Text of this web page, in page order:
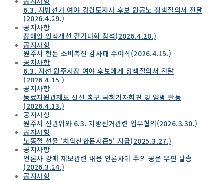
6.3. 지방선거 여야 강원도지사 후보 원공노 정책질의서 전달
(2026.4.29.)
공지사항
장애인 인식개선 걷기대회 참석(2026.4.20.)
공지사항
원주시 한돈 소비촉진 감사패 수여식(2026.4.15.)
공지사항
6.3. 지선 원주시장 여야 후보에게 정책질의서 전달
(2026.4.15.)
공지사항
동료지원관제도 신설 촉구 국회기자회견 및 입법 활동
(2026.4.13.)
공지사항
원주시 선관위와 6.3. 지방선거관련 업무협의(2026.3.30.)
공지사항
노동절 선물 '치악산한돈시즌5' 지급(2025.3.27.)
공지사항
언론사 강매 제보관련 내용 언론사에 주의 공문 우편 발송
(2026.3.24.)
공지사항